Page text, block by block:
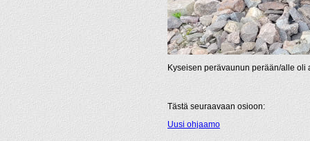
Kyseisen perävaunun perään/alle oli
Tästä seuraavaan osioon:
Uusi ohjaamo